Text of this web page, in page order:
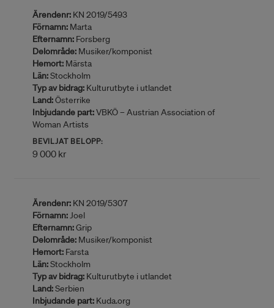
Ärendenr: KN 2019/5493
Förnamn: Marta
Efternamn: Forsberg
Delområde: Musiker/komponist
Hemort: Märsta
Län:Stockholm
Typ av bidrag: Kulturutbyte i utlandet
Land:Österrike
Inbjudande part:VBKÖ – Austrian Association of
Woman Artists
BEVILJAT BELOPP:
9 000 kr
Ärendenr: KN 2019/5307
Förnamn:Joel
Efternamn:Grip
Delområde: Musiker/komponist
Hemort: Farsta
Län:Stockholm
Typ av bidrag: Kulturutbyte i utlandet
Land:Serbien
Inbjudande part: Kuda.org